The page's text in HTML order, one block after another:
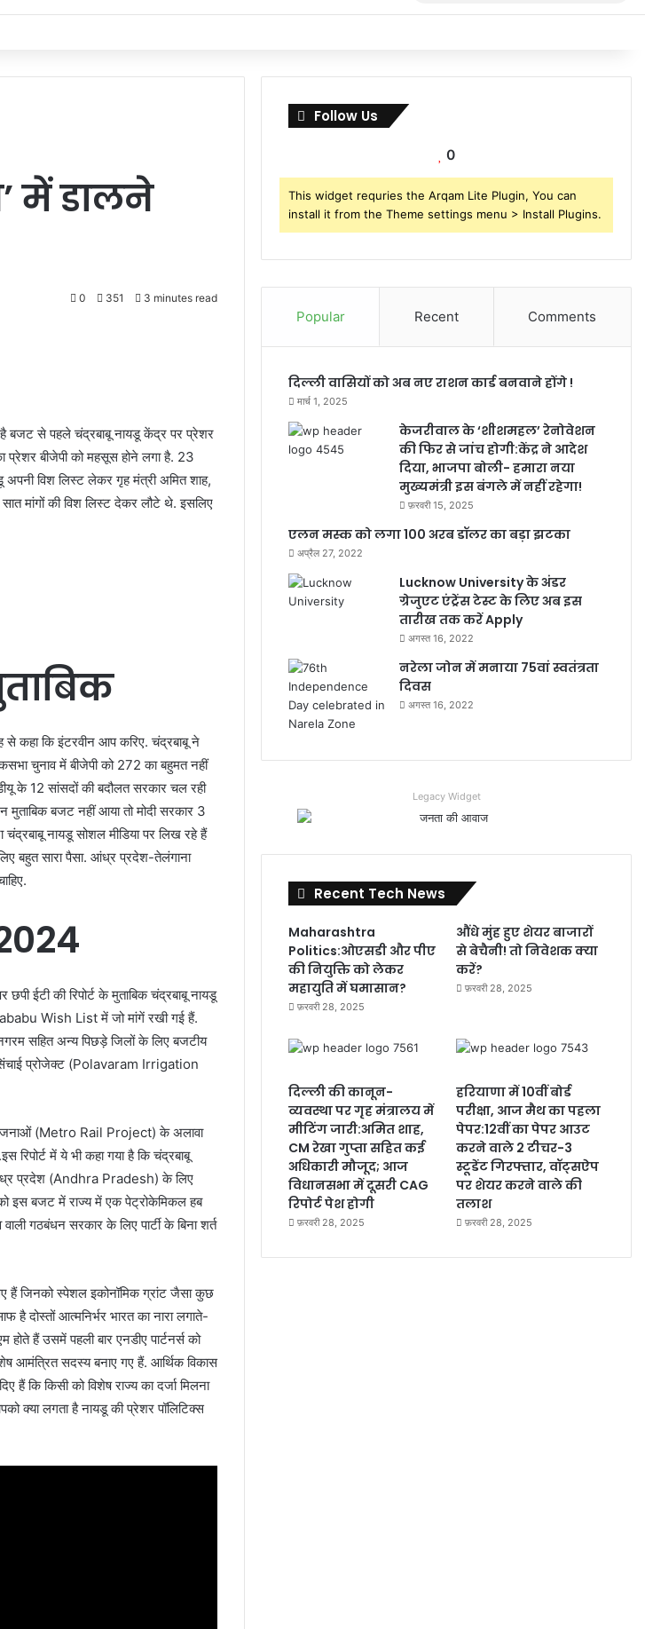
for
में डालने
0 351 3 minutes read
बजट से पहले चंद्रबाबू नायडू केंद्र पर प्रेशर
प्रेशर बीजेपी को महसूस होने लगा है. 23
विश लिस्ट लेकर गृह मंत्री अमित शाह,
मांगों की विश लिस्ट देकर लौटे थे. इसलिए
से कहा कि इंटरवीन आप करिए. चंद्रबाबू ने
चुनाव में बीजेपी को 272 का बहुमत नहीं
के 12 सांसदों की बदौलत सरकार चल रही
बजट नहीं आया तो मोदी सरकार 3
नायडू सोशल मीडिया पर लिख रहे हैं
बहुत सारा पैसा. आंध्र प्रदेश-तेलंगाना
ईटी की रिपोर्ट के मुताबिक चंद्रबाबू नायडू
Wish List में जो मांगें रखी गई हैं.
सहित अन्य पिछड़े जिलों के लिए बजटीय
प्रोजेक्ट (Polavaram Irrigation
(Metro Rail Project) के अलावा
में ये भी कहा गया है कि चंद्रबाबू
आंध्र प्रदेश (Andhra Pradesh) के लिए
इस बजट में राज्य में एक पेट्रोकेमिकल हब
गठबंधन सरकार के लिए पार्टी के बिना शर्त
हैं जिनको स्पेशल इकोनॉमिक ग्रांट जैसा कुछ
है दोस्तों आत्मनिर्भर भारत का नारा लगाते-
होते हैं उसमें पहली बार एनडीए पार्टनर्स को
आमंत्रित सदस्य बनाए गए हैं. आर्थिक विकास
कि किसी को विशेष राज्य का दर्जा मिलना
क्या लगता है नायडू की प्रेशर पॉलिटिक्स
Follow Us
0
This widget requries the Arqam Lite Plugin, You can
install it from the Theme settings menu > Install Plugins.
Popular Recent Comments
दिल्ली वासियों को अब नए राशन कार्ड बनवाने होंगे !
मार्च 1, 2025
केजरीवाल के ‘शीशमहल’ रेनोवेशन
की फिर से जांच होगी:केंद्र ने आदेश
दिया, भाजपा बोली- हमारा नया
मुख्यमंत्री इस बंगले में नहीं रहेगा!
फ़रवरी 15, 2025
एलन मस्क को लगा 100 अरब डॉलर का बड़ा झटका
अप्रैल 27, 2022
Lucknow University के अंडर
ग्रेजुएट एंट्रेंस टेस्ट के लिए अब इस
तारीख तक करें Apply
अगस्त 16, 2022
नरेला जोन में मनाया 75वां स्वतंत्रता
दिवस
अगस्त 16, 2022
Legacy Widget
Recent Tech News
Maharashtra
Politics:ओएसडी और पीए
की नियुक्ति को लेकर
महायुति में घमासान?
फ़रवरी 28, 2025
औंधे मुंह हुए शेयर बाजारों
से बेचैनी! तो निवेशक क्या
करें?
फ़रवरी 28, 2025
दिल्ली की कानून-
व्यवस्था पर गृह मंत्रालय में
मीटिंग जारी:अमित शाह,
CM रेखा गुप्ता सहित कई
अधिकारी मौजूद; आज
विधानसभा में दूसरी CAG
रिपोर्ट पेश होगी
फ़रवरी 28, 2025
हरियाणा में 10वीं बोर्ड
परीक्षा, आज मैथ का पहला
पेपर:12वीं का पेपर आउट
करने वाले 2 टीचर-3
स्टूडेंट गिरफ्तार, वॉट्सऐप
पर शेयर करने वाले की
तलाश
फ़रवरी 28, 2025